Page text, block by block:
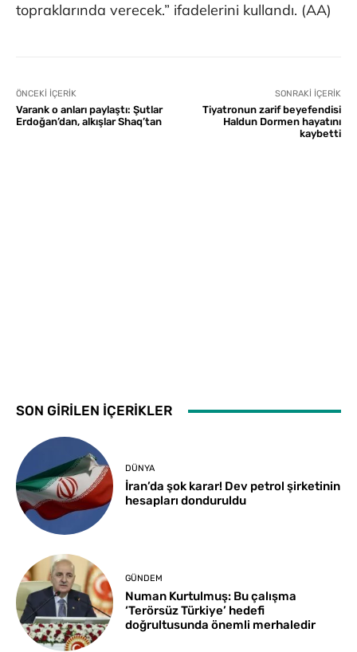
topraklarında verecek.” ifadelerini kullandı. (AA)
ÖNCEKI İÇERIK
Varank o anları paylaştı: Şutlar
Erdoğan’dan, alkışlar Shaq’tan
SONRAKI İÇERIK
Tiyatronun zarif beyefendisi
Haldun Dormen hayatını
kaybetti
SON GİRİLEN İÇERİKLER
DÜNYA
İran’da şok karar! Dev petrol şirketinin
hesapları donduruldu
GÜNDEM
Numan Kurtulmuş: Bu çalışma
‘Terörsüz Türkiye’ hedefi
doğrultusunda önemli merhaledir